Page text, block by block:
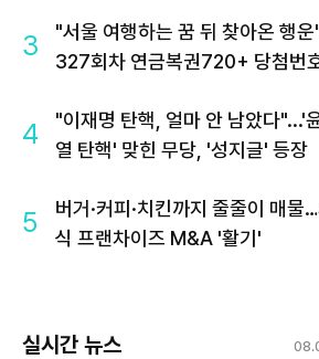
3
"서울 여행하는 꿈 뒤 찾아온 행
327회차 연금복권720+ 당첨번
4
"이재명 탄핵, 얼마 안 남았다"...'
열 탄핵' 맞힌 무당, '성지글' 등장
5
버거·커피·치킨까지 줄줄이 매물…
식 프랜차이즈 M&A '활기'
실시간 뉴스